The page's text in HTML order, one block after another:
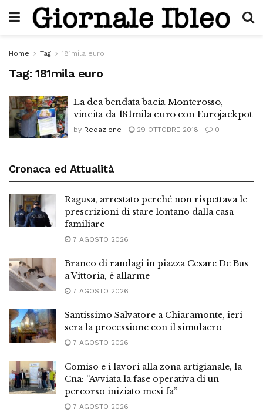
Home Tag 181mila euro
Tag: 181mila euro
La dea bendata bacia Monterosso,
vincita da 181mila euro con Eurojackpot
by Redazione 29 OTTOBRE 2018 0
Cronaca ed Attualità
Ragusa, arrestato perché non rispettava le
prescrizioni di stare lontano dalla casa
familiare
7 AGOSTO 2026
Branco di randagi in piazza Cesare De Bus
a Vittoria, è allarme
7 AGOSTO 2026
Santissimo Salvatore a Chiaramonte, ieri
sera la processione con il simulacro
7 AGOSTO 2026
Comiso e i lavori alla zona artigianale, la
Cna: “Avviata la fase operativa di un
percorso iniziato mesi fa”
7 AGOSTO 2026